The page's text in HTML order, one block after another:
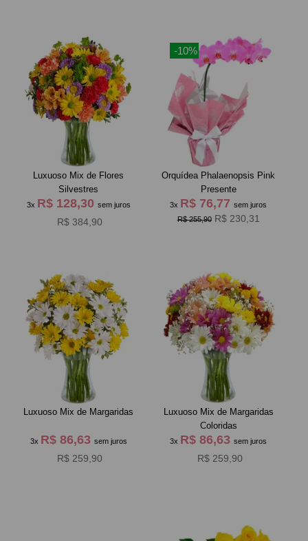
Luxuoso Mix de Flores
Silvestres
3x R$ 128,30 sem juros
R$ 384,90
-10%
Orquídea Phalaenopsis Pink
Presente
3x R$ 76,77sem juros
R$ 255,90 R$ 230,31
Luxuoso Mix de Margaridas
3x R$ 86,63 sem juros
R$ 259,90
Luxuoso Mix de Margaridas
Coloridas
3x R$ 86,63sem juros
R$ 259,90